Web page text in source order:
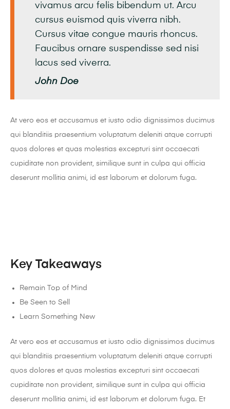
vivamus arcu felis bibendum ut. Arcu
cursus euismod quis viverra nibh.
Cursus vitae congue mauris rhoncus.
Faucibus ornare suspendisse sed nisi
lacus sed viverra.
John Doe
At vero eos et accusamus et iusto odio dignissimos ducimus
qui blanditiis praesentium voluptatum deleniti atque corrupti
quos dolores et quas molestias excepturi sint occaecati
cupiditate non provident, similique sunt in culpa qui officia
deserunt mollitia animi, id est laborum et dolorum fuga.
Key Takeaways
Remain Top of Mind
Be Seen to Sell
Learn Something New
At vero eos et accusamus et iusto odio dignissimos ducimus
qui blanditiis praesentium voluptatum deleniti atque corrupti
quos dolores et quas molestias excepturi sint occaecati
cupiditate non provident, similique sunt in culpa qui officia
deserunt mollitia animi, id est laborum et dolorum fuga. Et